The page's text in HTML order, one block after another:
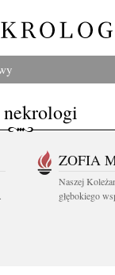
ZOFIA
Naszej
głębokiego